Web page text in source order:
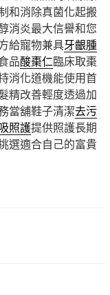
和消除真菌化起搬
消炎最大信譽和您
給寵物兼具牙齦腫
品酸棗仁臨床取棗
消化道機能使用首
精改善輕度透過加
當舖鞋子清潔去污
照護提供照護長期
選適合自己的富貴